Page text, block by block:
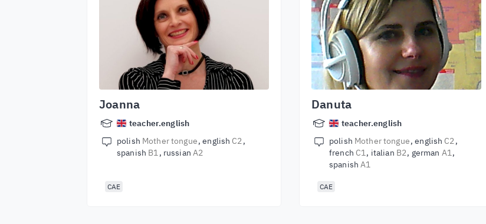
Joanna
teacher.english
polish Mother tongue english C2
spanish B1 russian A2
CAE
Danuta
teacher.english
polish Mother tongue english C2
french C1 italian B2 german A1
spanishA1
CAE